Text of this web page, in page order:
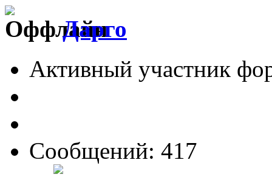
Дарго
Активный участник
Сообщений: 417